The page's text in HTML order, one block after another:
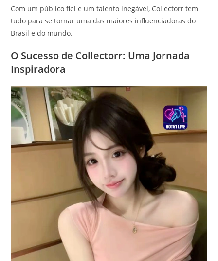
Com um público fiel e um talento inegável, Collectorr tem
tudo para se tornar uma das maiores influenciadoras do
Brasil e do mundo.
O Sucesso de Collectorr: Uma Jornada
Inspiradora